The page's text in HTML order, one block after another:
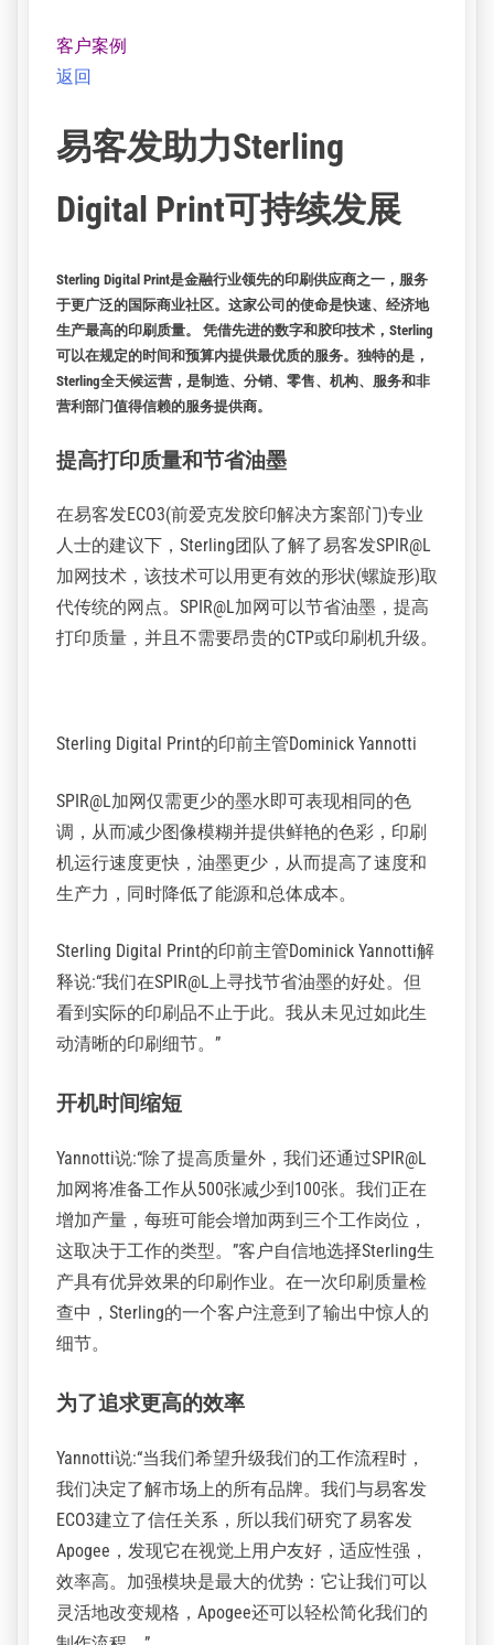
客户案例
返回
易客发助力​Sterling
Digital Print可持续发展
于更广泛的国际商业社区。这家公司的使命是快速、经济地
生产最高的印刷质量。 凭借先进的数字和胶印技术，Sterling
可以在规定的时间和预算内提供最优质的服务。独特的是，
Sterling全天候运营，是制造、分销、零售、机构、服务和非
人士的建议下，Sterling团队了解了易客发SPIR@L
加网技术，该技术可以用更有效的形状(螺旋形)取
代传统的网点。SPIR@L加网可以节省油墨，提高
打印质量，并且不需要昂贵的CTP或印刷机升级。
Sterling Digital Print的印前主管Dominick Yannotti
SPIR@L加网仅需更少的墨水即可表现相同的色
机运行速度更快，油墨更少，从而提高了速度和
生产力，同时降低了能源和总体成本。
Sterling Digital Print的印前主管Dominick Yannotti解
释说:“我们在SPIR@L上寻找节省油墨的好处。但
看到实际的印刷品不止于此。我从未见过如此生
动清晰的印刷细节。”
开机时间缩短
Yannotti说:“除了提高质量外，我们还通过SPIR@L
增加产量，每班可能会增加两到三个工作岗位，
这取决于工作的类型。”客户自信地选择Sterling生
产具有优异效果的印刷作业。在一次印刷质量检
查中，Sterling的一个客户注意到了输出中惊人的
细节。